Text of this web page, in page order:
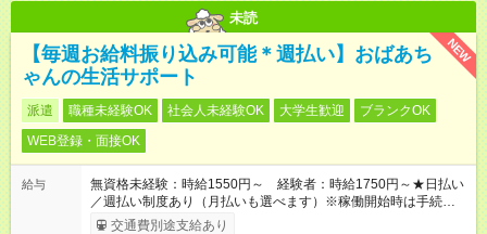
未読
NEW
【毎週お給料振り込み可能＊週払い】おばあち
ゃんの生活サポート
派遣 職種未経験OK 社会人未経験OK 大学生歓迎
ブランクOK
WEB登録・面接OK
給与
無資格未経験：時給1550円～ 経験者：時給1750円～★日払い
／週払い制度あり（月払いも選べます）※稼働開始時は手続き完
了次第のお支払いとなります。
交通費別途支給あり